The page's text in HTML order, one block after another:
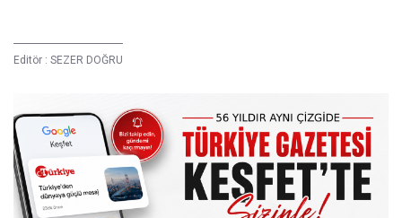
Editör : SEZER DOĞRU